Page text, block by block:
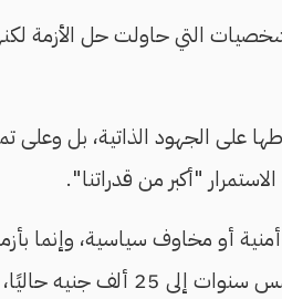
التي حاولت حل الأزمة لكنها
على الجهود الذاتية، بل
"أكبر من قدراتنا".
أو مخاوف سياسية، وإنما
أن إيجار المقر ارتفع من 7 آلاف جنيه